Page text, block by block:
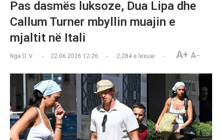
Pas dasmës luksoze, Dua Lipa dhe
Callum Turner mbyllin muajin e
mjaltit në Itali
Nga D. V. 22.06.2026 12:26 2,284 e lexuar A+ A-